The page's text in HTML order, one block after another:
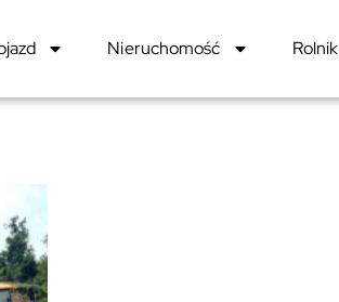
Nieruchomość Rolnik